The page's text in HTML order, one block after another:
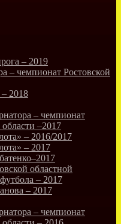
– 2019
– чемпионат Ростовской
2018
– чемпионат
–2017
– 2016/2017
– 2017
областной
– 2017
– 2017
– чемпионат